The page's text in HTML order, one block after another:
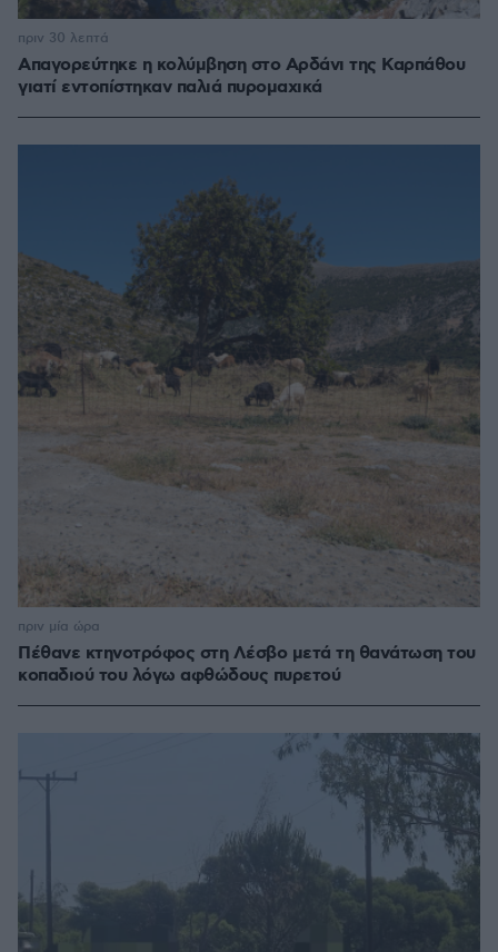
Απαγορεύτηκε η κολύμβηση στο Αρδάνι της Καρπάθου
γιατί εντοπίστηκαν παλιά πυρομαχικά
πριν 30 λεπτά
Πέθανε κτηνοτρόφος στη Λέσβο μετά τη θανάτωση του
κοπαδιού του λόγω αφθώδους πυρετού
πριν μία ώρα